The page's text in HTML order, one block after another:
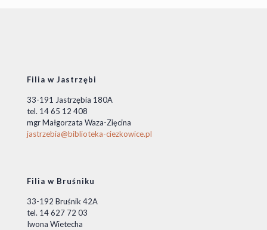
Filia w Jastrzębi
33-191 Jastrzębia 180A
tel. 14 65 12 408
mgr Małgorzata Waza-Zięcina
jastrzebia@biblioteka-ciezkowice.pl
Filia w Bruśniku
33-192 Bruśnik 42A
tel. 14 627 72 03
Iwona Wietecha